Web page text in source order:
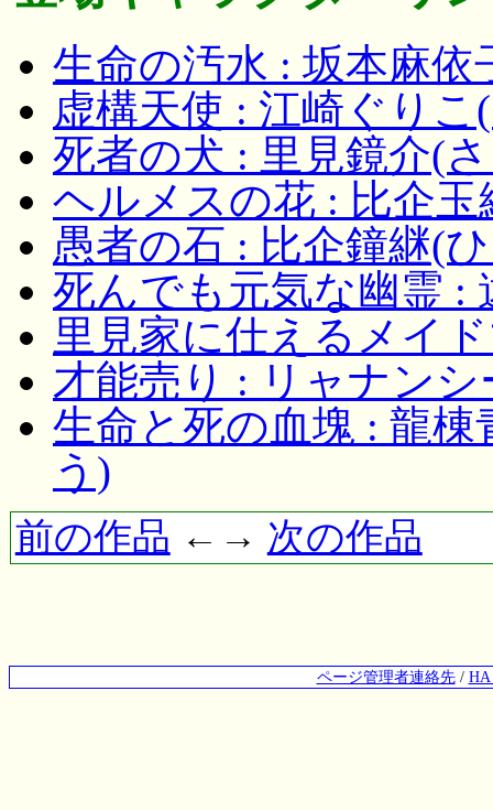
生命の汚水 : 坂本麻
虚構天使 : 江崎ぐり
死者の犬 : 里見鏡介(
ヘルメスの花 : 比企
愚者の石 : 比企鐘継(
死んでも元気な幽霊 :
里見家に仕えるメイ
才能売り : リャナンシ
生命と死の血塊 : 龍
う)
前の作品 ←→ 次の作品
ページ管理者連絡先/ HA